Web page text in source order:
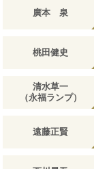
廣本 泉
桃田健史
清水草一
（永福ランプ）
遠藤正賢